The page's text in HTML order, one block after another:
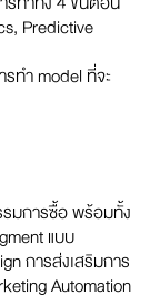
Predictive
ทำ model ที่จะ
มการซื้อ พร้อมทั้ง
แบบ
การส่งเสริมการ
Automation